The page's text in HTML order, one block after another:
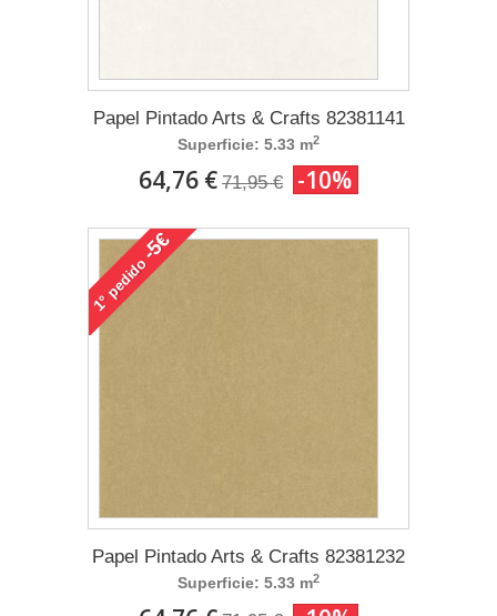
Papel Pintado Arts & Crafts 82381141
Superficie: 5.33 m2
64,76 € 71,95 € -10%
1°
pedido
-5€
Papel Pintado Arts & Crafts 82381232
Superficie: 5.33 m2